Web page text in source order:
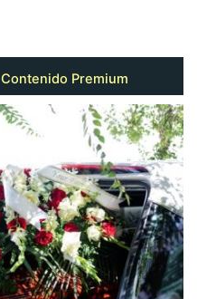
Contenido Premium